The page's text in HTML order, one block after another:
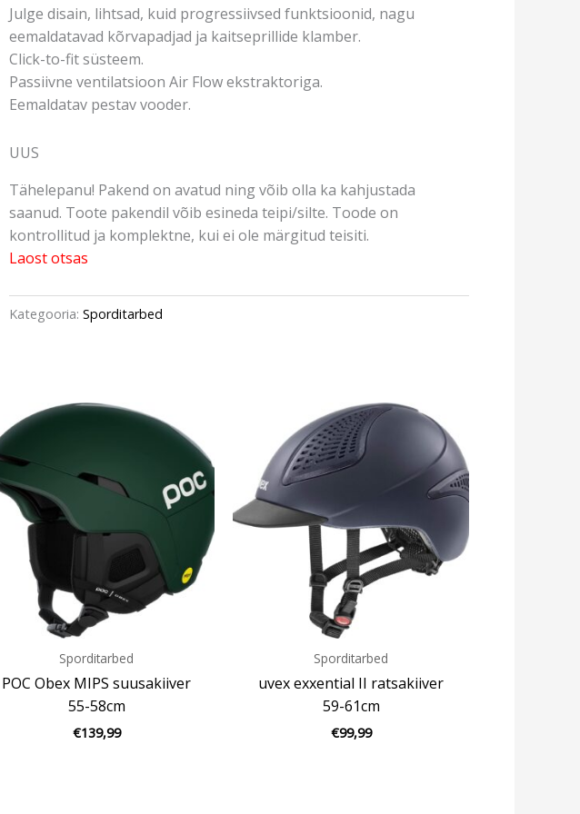
Julge disain, lihtsad, kuid progressiivsed funktsioonid, nagu
eemaldatavad kõrvapadjad ja kaitseprillide klamber.
Click-to-fit süsteem.
Passiivne ventilatsioon Air Flow ekstraktoriga.
Eemaldatav pestav vooder.
UUS
Tähelepanu! Pakend on avatud ning võib olla ka kahjustada
saanud. Toote pakendil võib esineda teipi/silte. Toode on
kontrollitud ja komplektne, kui ei ole märgitud teisiti.
Laost otsas
Kategooria: Sporditarbed
Sporditarbed
POC Obex MIPS suusakiiver
55-58cm
€139,99
Sporditarbed
uvex exxential II ratsakiiver
59-61cm
€99,99